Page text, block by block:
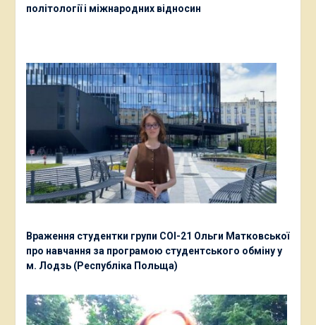
політології і міжнародних відносин
Враження студентки групи СОІ-21 Ольги Матковської
про навчання за програмою студентського обміну у
м. Лодзь (Республіка Польща)